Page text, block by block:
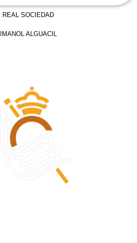
REAL SOCIEDAD
IMANOL ALGUACIL